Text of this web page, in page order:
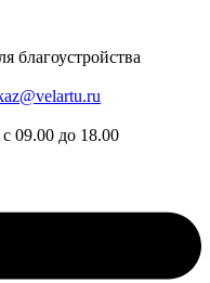
благоустройства
09.00 до 18.00